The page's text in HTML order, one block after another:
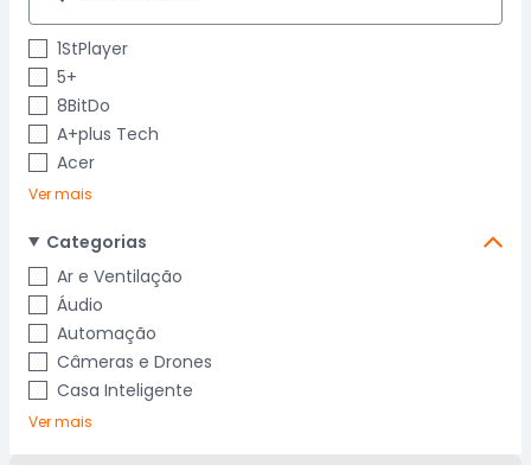
1StPlayer
5+
8BitDo
A+plus Tech
Acer
Ver mais
Categorias
Ar e Ventilação
Áudio
Automação
Câmeras e Drones
Casa Inteligente
Ver mais